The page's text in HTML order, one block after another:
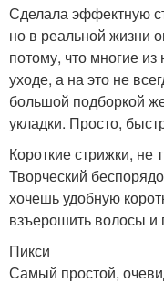
Сделала эффектную
но в реальной жизни
потому, что многие
уходе, а на это не
большой подборкой
укладки. Просто,
Короткие стрижки, не
Творческий
хочешь удобную
взъерошить волосы
Пикси
Самый простой,